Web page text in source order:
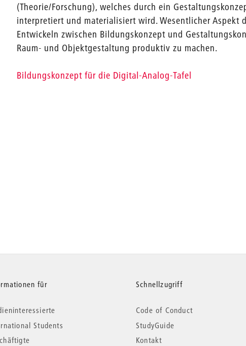
(Theorie/Forschung), welches durch ein
interpretiert und materialisiert wird. Wesentlicher Aspekt
Entwickeln zwischen Bildungskonzept und
Raum- und Objektgestaltung produktiv zu machen.
Bildungskonzept für die Digital-Analog-Tafel
für
Students
Schnellzugriff
Code of Conduct
StudyGuide
Kontakt